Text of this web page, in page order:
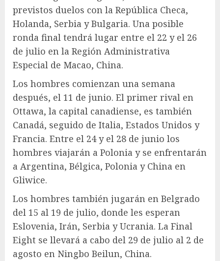
previstos duelos con la República Checa,
Holanda, Serbia y Bulgaria. Una posible
ronda final tendrá lugar entre el 22 y el 26
de julio en la Región Administrativa
Especial de Macao, China.
Los hombres comienzan una semana
después, el 11 de junio. El primer rival en
Ottawa, la capital canadiense, es también
Canadá, seguido de Italia, Estados Unidos y
Francia. Entre el 24 y el 28 de junio los
hombres viajarán a Polonia y se enfrentarán
a Argentina, Bélgica, Polonia y China en
Gliwice.
Los hombres también jugarán en Belgrado
del 15 al 19 de julio, donde les esperan
Eslovenia, Irán, Serbia y Ucrania. La Final
Eight se llevará a cabo del 29 de julio al 2 de
agosto en Ningbo Beilun, China.